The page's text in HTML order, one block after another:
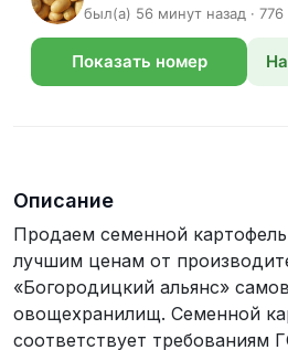
был(а) 56 минут назад ·
Показать номер
Описание
Продаем семенной
лучшим ценам от
«Богородицкий альянс»
овощехранилищ. Семенной
соответствует требованиям